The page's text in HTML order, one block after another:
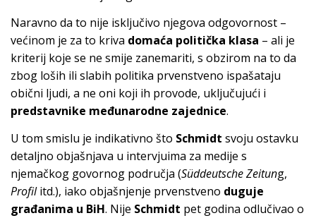
Naravno da to nije isključivo njegova odgovornost –
većinom je za to kriva domaća politička klasa – ali je
kriterij koje se ne smije zanemariti, s obzirom na to da
zbog loših ili slabih politika prvenstveno ispašataju
obični ljudi, a ne oni koji ih provode, uključujući i
predstavnike međunarodne zajednice.
U tom smislu je indikativno što Schmidt svoju ostavku
detaljno objašnjava u intervjuima za medije s
njemačkog govornog područja (Süddeutsche Zeitung,
Profilitd.), iako objašnjenje prvenstveno duguje
građanima u BiH. Nije Schmidt pet godina odlučivao o